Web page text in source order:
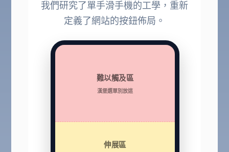
我們研究了單手滑手機的工學，重新
定義了網站的按鈕佈局。
難以觸及區
漢堡選單別放這
伸展區